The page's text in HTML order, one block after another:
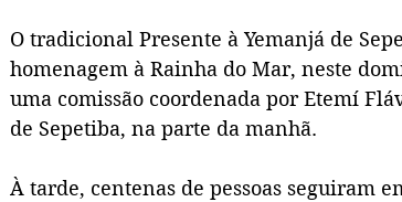
O tradicional Presente à Yemanjá de
homenagem à Rainha do Mar, neste
uma comissão coordenada por Etemí
de Sepetiba, na parte da manhã.
À tarde, centenas de pessoas seguiram